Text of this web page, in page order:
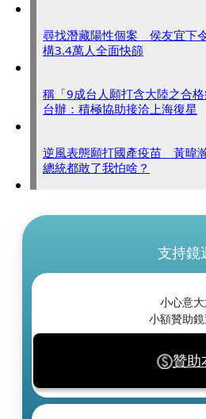
尋找潛藏陽性個案 侯友宜下
構3.4萬人全面快篩
稱「9成台人願打含大陸之合
台辦：積極協助接洽上海復星
逆風表態願打國產疫苗 黃暐
總統都敢了我怕啥？
支持鏡
小心意
小額贊助鏡
贊助